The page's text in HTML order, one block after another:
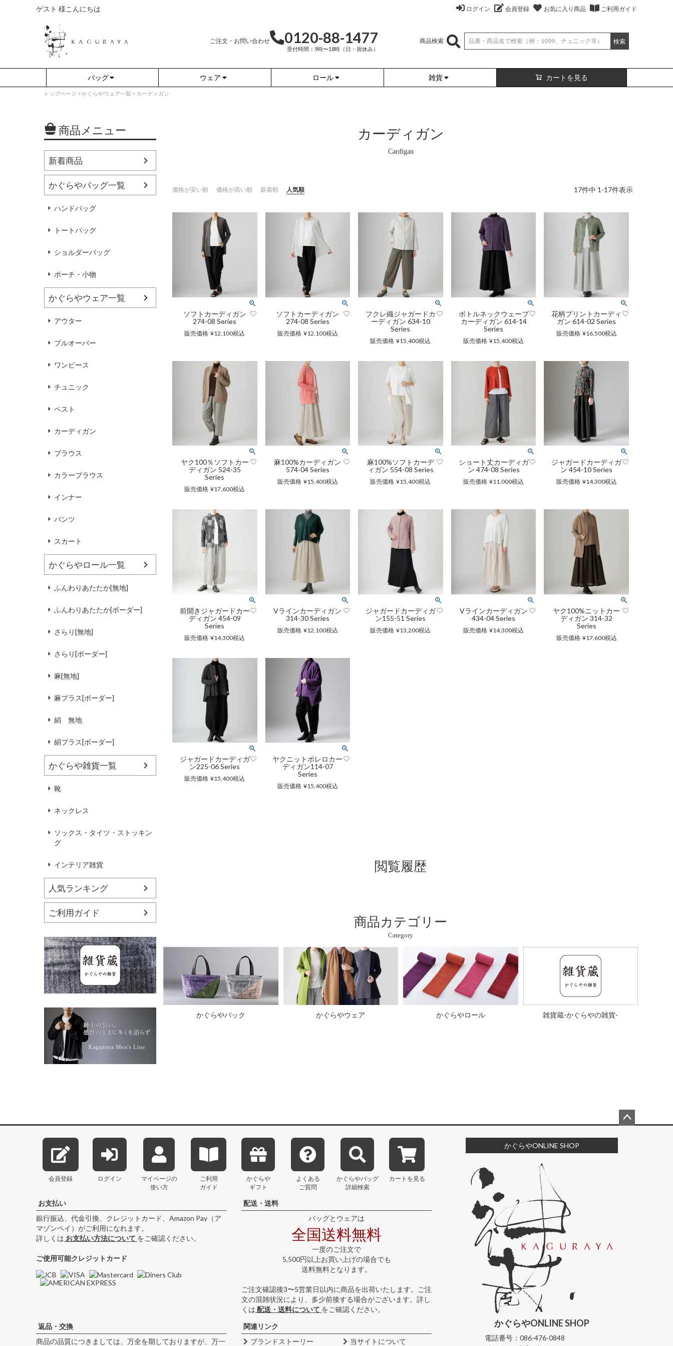
ゲスト 様こんにちは ログイン 会員登録 お気に入り商品 ご利用ガイド
ご注文・お問い合わせ 0120-88-1477
受付時間：9時〜18時（日・祝休み）
商品検索 検索
バッグ
ハンドバッグ ショルダーバッグ ポーチ・小物
かぐらやバッグ一覧
ウェア
アウター
ブラウス カラーブラウス インナー パンツ スカート
かぐらやウェア一覧
ロール
さらり（無地）
（綿80%、ポリエステル15%、
さらり（ボーダー）
ポリウレタン5%）
ポリウレタン4%）
（綿56%、アクリル24%、
ポリウレタン4%）
ポリエステル18％、シルク4％、
ポリウレタン2%）
ポリエステル18%、シルク4%
ポリウレタン2%）
麻（無地）
麻12%、ラミー12%、
麻プラス（ボーダー）
（綿56%、ポリエステル18%、
ラミー12%、
ポリウレタン2%）
雑貨
ソックス・タイツ・ストッキング インテリア雑貨
雑貨一覧
カートを見る
トップページ かぐらやウェア一覧 カーディガン
商品メニュー
新着商品
かぐらやバッグ一覧
ハンドバッグ
トートバッグ
ショルダーバッグ
ポーチ・小物
かぐらやウェア一覧
アウター
プルオーバー
ワンピース
チュニック
ベスト
カーディガン
ブラウス
カラーブラウス
インナー
パンツ
スカート
かぐらやロール一覧
ふんわりあたたか[無地]
ふんわりあたたか[ボーダー]
さらり[無地]
さらり[ボーダー]
麻[無地]
麻プラス[ボーダー]
絹 無地
絹プラス[ボーダー]
かぐらや雑貨一覧
靴
ネックレス
ソックス・タイツ・ストッキン
グ
インテリア雑貨
人気ランキング
ご利用ガイド
カーディガン
価格が安い順 価格が高い順 新着順 人気順 17件中 1 -17件表示
ソフトカーディガン
274-08 Series
販売価格 ¥12,100税込
ソフトカーディガン
274-08 Series
販売価格 ¥12,100税込
フクレ織ジャガードカ
ーディガン 634-10
Series
販売価格 ¥15,400税込
ボトルネックウェーブ
カーディガン 614-14
Series
販売価格 ¥15,400税込
花柄プリントカーディ
ガン 614-02 Series
販売価格 ¥16,500税込
ヤク100％ソフトカー
ディガン 524-35
Series
販売価格 ¥17,600税込
麻100%カーディガン
574-04 Series
販売価格 ¥15,400税込
麻100%ソフトカーデ
ィガン 554-08 Series
販売価格 ¥15,400税込
ショート丈カーディガ
ン 474-08 Series
販売価格 ¥11,000税込
ジャガードカーディガ
ン 454-10 Series
販売価格 ¥14,300税込
前開きジャガードカー
ディガン 454-09
Series
販売価格 ¥14,300税込
Vラインカーディガン
314-30 Series
販売価格 ¥12,100税込
ジャガードカーディガ
ン155-51 Series
販売価格 ¥13,200税込
Vラインカーディガン
434-04 Series
販売価格 ¥14,300税込
ヤク100%ニットカー
ディガン 314-32
Series
販売価格 ¥17,600税込
ジャガードカーディガ
ン225-06 Series
販売価格 ¥15,400税込
ヤクニットボレロカー
ディガン114-07
Series
販売価格 ¥15,400税込
閲覧履歴
商品カテゴリー
Category
かぐらやバック かぐらやウェア かぐらやロール 雑貨蔵-かぐらやの雑貨-
会員登録 ログイン
マイページの
使い方
ご利用
ガイド
かぐらや
ギフト
よくある
ご質問
かぐらやバッグ
詳細検索
カートを見る
お支払い
銀行振込、代金引換、クレジットカード、Amazon Pay（ア
マゾンペイ）がご利用になれます。
詳しくは お支払い方法について をご確認ください。
ご使用可能クレジットカード
配送・送料
バッグとウェアは
全国送料無料
一度のご注文で
5,500円以上お買い上げの場合でも
送料無料となります。
ご注文確認後3〜5営業日以内に商品を出荷いたします。ご注
文の混雑状況により、多少前後する場合がございます。詳し
くは 配送・送料について をご確認ください。
返品・交換
商品の品質につきましては、万全を期しておりますが、万一
関連リンク
ブランドストーリー
当サイトについて
かぐらやONLINE SHOP
かぐらやONLINE SHOP
電話番号： 086-476-0848